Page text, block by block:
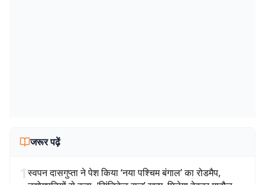
जरूर पढ़ें
1स्वपन दासगुप्ता ने पेश किया ‘नया पश्चिम बंगाल’ का रोडमैप,